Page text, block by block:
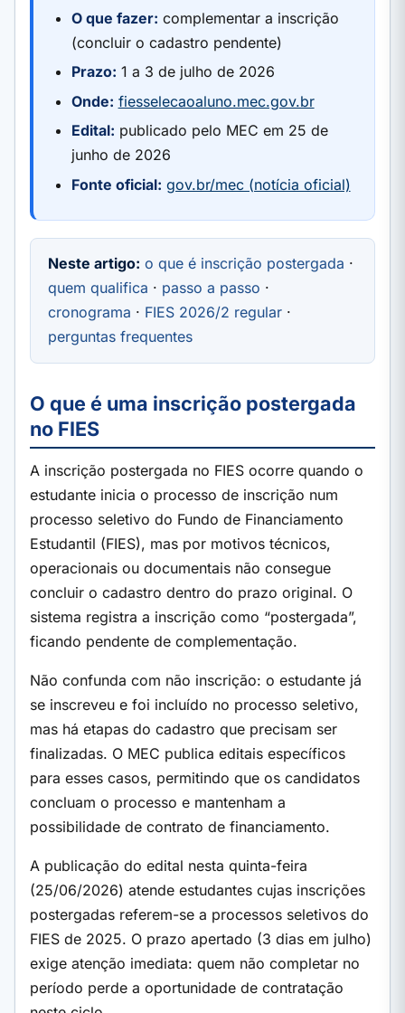
O que fazer: complementar a inscrição
(concluir o cadastro pendente)
Prazo: 1 a 3 de julho de 2026
Onde: fiesselecaoaluno.mec.gov.br
Edital: publicado pelo MEC em 25 de
junho de 2026
Fonte oficial: gov.br/mec (notícia oficial)
Neste artigo: o que é inscrição postergada ·
quem qualifica · passo a passo ·
cronograma · FIES 2026/2 regular ·
perguntas frequentes
O que é uma inscrição postergada
no FIES
A inscrição postergada no FIES ocorre quando o
estudante inicia o processo de inscrição num
processo seletivo do Fundo de Financiamento
Estudantil (FIES), mas por motivos técnicos,
operacionais ou documentais não consegue
concluir o cadastro dentro do prazo original. O
sistema registra a inscrição como “postergada”,
ficando pendente de complementação.
Não confunda com não inscrição: o estudante já
se inscreveu e foi incluído no processo seletivo,
mas há etapas do cadastro que precisam ser
finalizadas. O MEC publica editais específicos
para esses casos, permitindo que os candidatos
concluam o processo e mantenham a
possibilidade de contrato de financiamento.
A publicação do edital nesta quinta-feira
(25/06/2026) atende estudantes cujas inscrições
postergadas referem-se a processos seletivos do
FIES de 2025. O prazo apertado (3 dias em julho)
exige atenção imediata: quem não completar no
período perde a oportunidade de contratação